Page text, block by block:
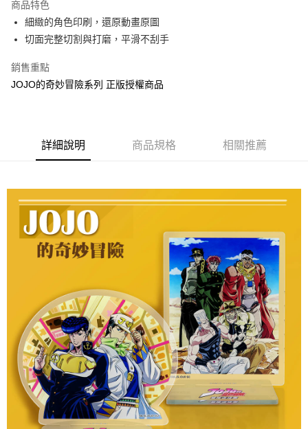
Apple Pay
街口支付
悠遊付
AFTEE先享後付是「在收到商品之後才付款」的支付方式。 讓您購物簡單
便利好安心！
３．安心：先確認商品／服務後，再付款。
【「AFTEE先享後付」結帳流程】
１．於結帳方式選擇「AFTEE先享後付」後，將跳轉至「AFTEE先享後付」
結帳頁面，進行簡訊認證並確認金額後，即可完成結帳。
２．訂單成立數日內，您將收到繳費通知簡訊。
３．收到繳費通知簡訊後14天內，點擊此簡訊中的連結，可透過四大超商／
ATM／網路銀行／等多元方式進行付款，方視為交易完成。
※ 請注意：結帳手續完成當下不需立刻繳費，但若您需要取消訂單，請聯絡
購買商品的店家。未經商家同意取消之訂單仍視為有效，需透過AFTEE先享
後付繳納相關費用。
※ 交易是否成功請以「AFTEE先享後付 」之結帳頁面顯示為準，若有關於
是否繳費成功／繳費後需取消欲退款等相關疑問，請聯繫「AFTEE先享後付
客戶支援中心」https://netprotections.freshdesk.com/support/home
【注意事項】
１．透過由恩沛科技股份有限公司提供之「AFTEE先享後付」服務完成之交
易，需依本服務之必要範圍內提供個人資料，並將交易相關給付款項請求債
權轉讓予恩沛科技股份有限公司。
２．關於個人資料處理事宜，請瀏覽以下網址：
ATM付款
每筆NT$60，滿NT$499(含以上)免運費
付款後全家取貨
每筆NT$60，滿NT$499(含以上)免運費
每筆NT$60，滿NT$499(含以上)免運費
付款後7-11取貨
每筆NT$60，滿NT$499(含以上)免運費
宅配
每筆NT$120，滿NT$499(含以上)免運費
海外宅配
商品特色
細緻的角色印刷，還原動畫原圖
切面完整切割與打磨，平滑不刮手
銷售重點
JOJO的奇妙冒險系列 正版授權商品
詳細說明 商品規格 相關推薦